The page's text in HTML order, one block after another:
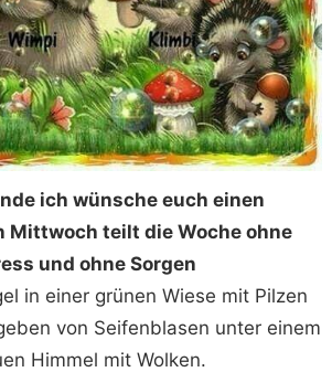
ich wünsche euch einen
Mittwoch teilt die Woche ohne
und ohne Sorgen
in einer grünen Wiese mit Pilzen
von Seifenblasen unter einem
Himmel mit Wolken.